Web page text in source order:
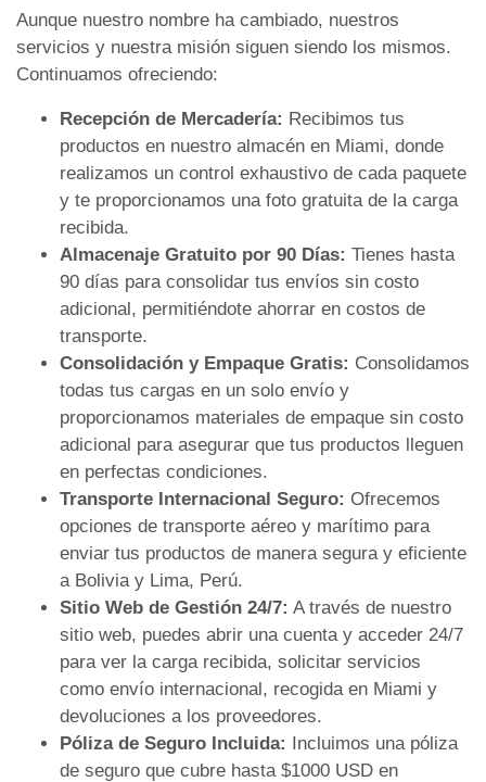
Aunque nuestro nombre ha cambiado, nuestros
servicios y nuestra misión siguen siendo los mismos.
Continuamos ofreciendo:
Recepción de Mercadería: Recibimos tus
productos en nuestro almacén en Miami, donde
realizamos un control exhaustivo de cada paquete
y te proporcionamos una foto gratuita de la carga
recibida.
Almacenaje Gratuito por 90 Días: Tienes hasta
90 días para consolidar tus envíos sin costo
adicional, permitiéndote ahorrar en costos de
transporte.
Consolidación y Empaque Gratis: Consolidamos
todas tus cargas en un solo envío y
proporcionamos materiales de empaque sin costo
adicional para asegurar que tus productos lleguen
en perfectas condiciones.
Transporte Internacional Seguro: Ofrecemos
opciones de transporte aéreo y marítimo para
enviar tus productos de manera segura y eficiente
a Bolivia y Lima, Perú.
Sitio Web de Gestión 24/7: A través de nuestro
sitio web, puedes abrir una cuenta y acceder 24/7
para ver la carga recibida, solicitar servicios
como envío internacional, recogida en Miami y
devoluciones a los proveedores.
Póliza de Seguro Incluida: Incluimos una póliza
de seguro que cubre hasta $1000 USD en